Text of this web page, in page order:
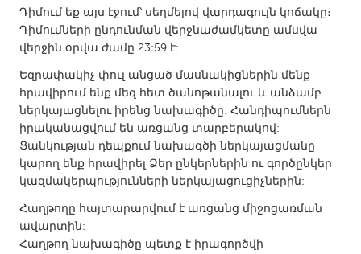
Դիմում եք այս էջում՝ սեղմելով վարդագույն կոճակը։
Դիմումների ընդունման վերջնաժամկետը ամսվա
վերջին օրվա ժամը 23:59 է:
Եզրափակիչ փուլ անցած մասնակիցներին մենք
հրավիրում ենք մեզ հետ ծանոթանալու և անձամբ
ներկայացնելու իրենց նախագիծը: Հանդիպումներն
իրականացվում են առցանց տարբերակով:
Ցանկության դեպքում նախագծի ներկայացմանը
կարող ենք հրավիրել Ձեր ընկերներին ու գործընկեր
կազմակերպությունների ներկայացուցիչներին:
Հաղթողը հայտարարվում է առցանց միջոցառման
ավարտին:
Հաղթող նախագիծը պետք է իրագործվի